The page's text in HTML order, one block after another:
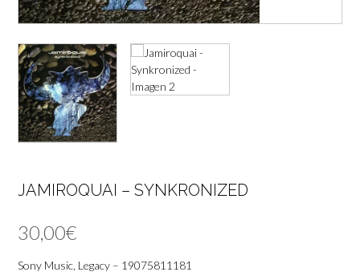
JAMIROQUAI – SYNKRONIZED
30,00€
Sony Music, Legacy – 19075811181